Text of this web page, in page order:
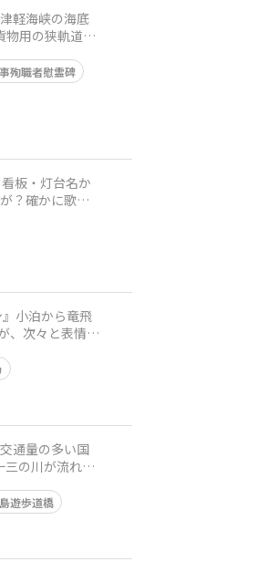
軽海峡の海底
物用の狭軌道を
殉職者慰霊碑
板・灯台名か
？確かに歌謡
小泊から竜飛
、次々と表情を
通量の多い国
の川が流れ込
遊歩道橋